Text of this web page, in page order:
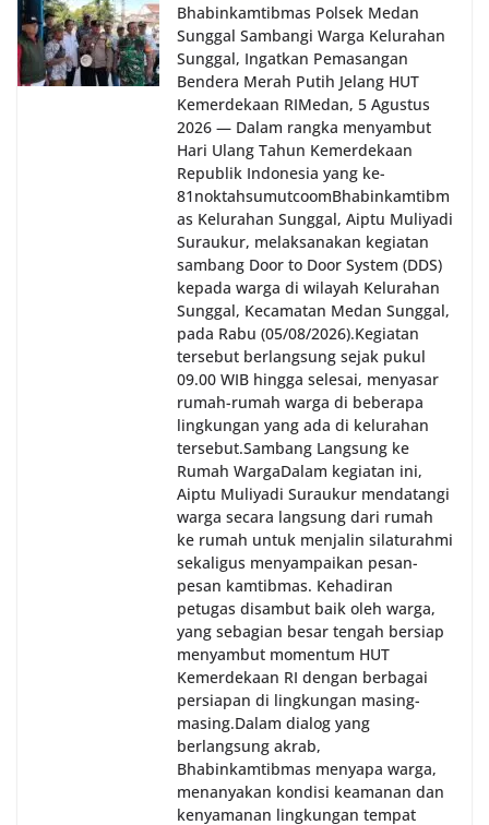
Bhabinkamtibmas Polsek Medan
Sunggal Sambangi Warga Kelurahan
Sunggal, Ingatkan Pemasangan
Bendera Merah Putih Jelang HUT
Kemerdekaan RI‎‎Medan, 5 Agustus
2026 — Dalam rangka menyambut
Hari Ulang Tahun Kemerdekaan
Republik Indonesia yang ke-
81noktahsumutcoomBhabinkamtibm
as Kelurahan Sunggal, Aiptu Muliyadi
Suraukur, melaksanakan kegiatan
sambang Door to Door System (DDS)
kepada warga di wilayah Kelurahan
Sunggal, Kecamatan Medan Sunggal,
pada Rabu (05/08/2026).‎‎Kegiatan
tersebut berlangsung sejak pukul
09.00 WIB hingga selesai, menyasar
rumah-rumah warga di beberapa
lingkungan yang ada di kelurahan
tersebut.‎Sambang Langsung ke
Rumah Warga‎Dalam kegiatan ini,
Aiptu Muliyadi Suraukur mendatangi
warga secara langsung dari rumah
ke rumah untuk menjalin silaturahmi
sekaligus menyampaikan pesan-
pesan kamtibmas. Kehadiran
petugas disambut baik oleh warga,
yang sebagian besar tengah bersiap
menyambut momentum HUT
Kemerdekaan RI dengan berbagai
persiapan di lingkungan masing-
masing.‎Dalam dialog yang
berlangsung akrab,
Bhabinkamtibmas menyapa warga,
menanyakan kondisi keamanan dan
kenyamanan lingkungan tempat